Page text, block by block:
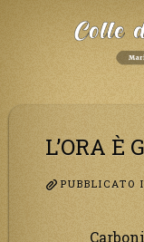
L’ORA È
PUBBLICATO